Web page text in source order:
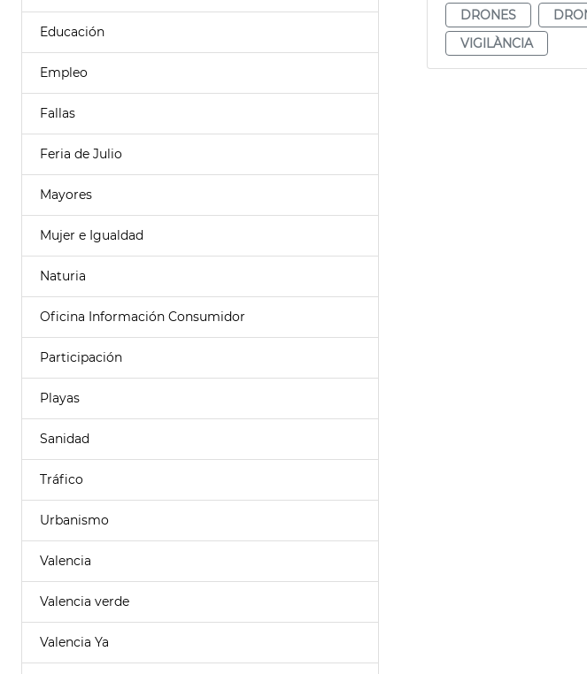
Educación
Empleo
Fallas
Feria de Julio
Mayores
Mujer e Igualdad
Naturia
Oficina Información Consumidor
Participación
Playas
Sanidad
Tráfico
Urbanismo
Valencia
Valencia verde
Valencia Ya
DRONES
VIGILÀNCIA